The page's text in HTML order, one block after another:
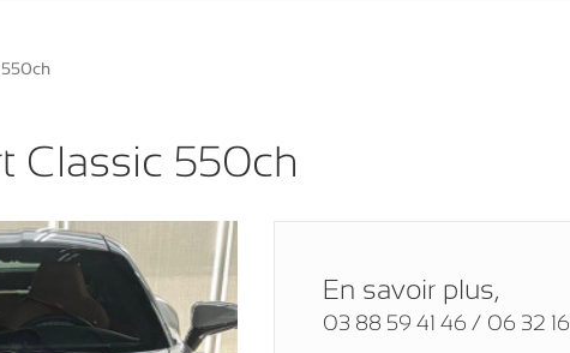
550ch
Classic 550ch
En savoir plus,
03 88 59 41 46 / 06 32